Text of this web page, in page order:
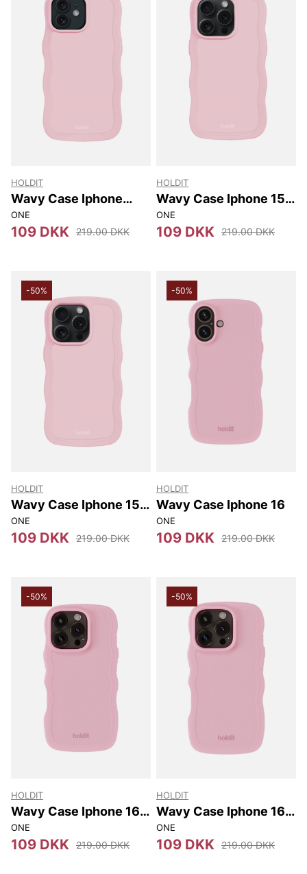
HOLDIT
Wavy Case Iphone
12/12 Pro
ONE
109 DKK 219.00 DKK
HOLDIT
Wavy Case Iphone 15
Pro
ONE
109 DKK 219.00 DKK
-50%
HOLDIT
Wavy Case Iphone 15
Pro Max
ONE
109 DKK 219.00 DKK
-50%
HOLDIT
Wavy Case Iphone 16
ONE
109 DKK 219.00 DKK
-50%
HOLDIT
Wavy Case Iphone 16
Pro
ONE
109 DKK 219.00 DKK
-50%
HOLDIT
Wavy Case Iphone 16
Pro Max
ONE
109 DKK 219.00 DKK